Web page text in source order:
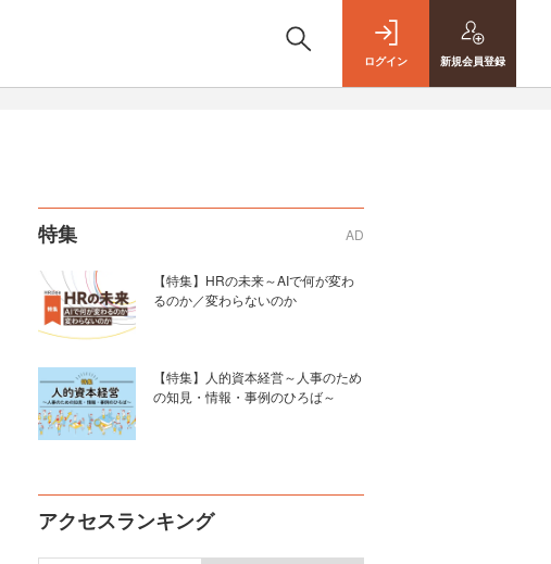
ログイン 新規会員登録
特集 AD
【特集】HRの未来～AIで何が変わ
るのか／変わらないのか
【特集】人的資本経営～人事のため
の知見・情報・事例のひろば～
アクセスランキング